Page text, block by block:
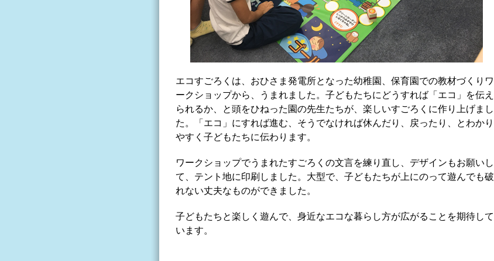
エコすごろくは、おひさま発電所となった幼稚園、保育園での教材づくりワ
ークショップから、うまれました。子どもたちにどうすれば「エコ」を伝え
られるか、と頭をひねった園の先生たちが、楽しいすごろくに作り上げまし
た。「エコ」にすれば進む、そうでなければ休んだり、戻ったり、とわかり
やすく子どもたちに伝わります。
ワークショップでうまれたすごろくの文言を練り直し、デザインもお願いし
て、テント地に印刷しました。大型で、子どもたちが上にのって遊んでも破
れない丈夫なものができました。
子どもたちと楽しく遊んで、身近なエコな暮らし方が広がることを期待して
います。